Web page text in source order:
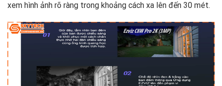
xem hình ảnh rõ ràng trong khoảng cách xa lên đến 30 mét.